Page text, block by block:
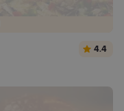
4.4